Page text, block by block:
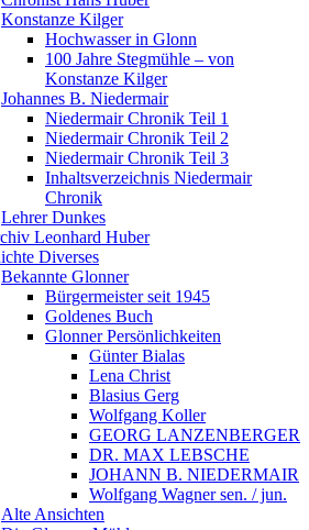
Konstanze Kilger
Hochwasser in Glonn
100 Jahre Stegmühle – von
Konstanze Kilger
Johannes B. Niedermair
Niedermair Chronik Teil 1
Niedermair Chronik Teil 2
Niedermair Chronik Teil 3
Inhaltsverzeichnis Niedermair
Chronik
Lehrer Dunkes
Leonhard Huber
Diverses
Bekannte Glonner
Bürgermeister seit 1945
Goldenes Buch
Glonner Persönlichkeiten
Günter Bialas
Lena Christ
Blasius Gerg
Wolfgang Koller
GEORG LANZENBERGER
DR. MAX LEBSCHE
JOHANN B. NIEDERMAIR
Wolfgang Wagner sen. / jun.
Alte Ansichten